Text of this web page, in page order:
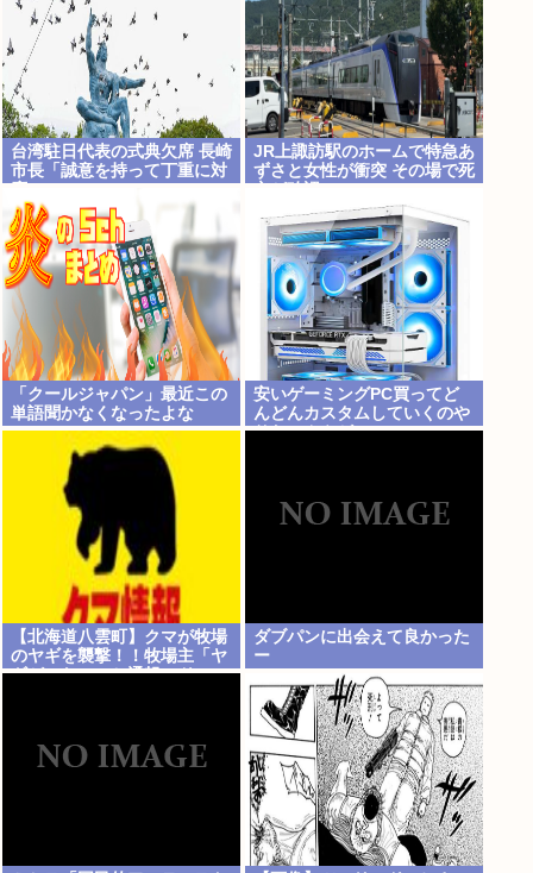
台湾駐日代表の式典欠席 長崎
市長「誠意を持って丁重に対
JR上諏訪駅のホームで特急あ
ずさと女性が衝突 その場で死
「クールジャパン」最近この
単語聞かなくなったよな
安いゲーミングPC買ってど
んどんカスタムしていくのや
りたいんやが
【北海道八雲町】クマが牧場
のヤギを襲撃！！牧場主「ヤ
ギがいない」と通報、ドロー
ダブパンに出会えて良かった
ー